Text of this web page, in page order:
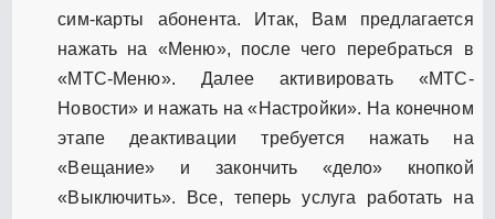
сим-карты абонента. Итак, Вам предлагается
нажать на «Меню», после чего перебраться в
«МТС-Меню». Далее активировать «МТС-
Новости» и нажать на «Настройки». На конечном
этапе деактивации требуется нажать на
«Вещание» и закончить «дело» кнопкой
«Выключить». Все, теперь услуга работать на